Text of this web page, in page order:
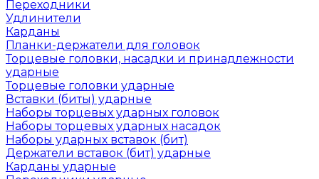
Переходники
Удлинители
Карданы
Планки-держатели для головок
Торцевые головки, насадки и принадлежности
ударные
Торцевые головки ударные
Вставки (биты) ударные
Наборы торцевых ударных головок
Наборы торцевых ударных насадок
Наборы ударных вставок (бит)
Держатели вставок (бит) ударные
Карданы ударные